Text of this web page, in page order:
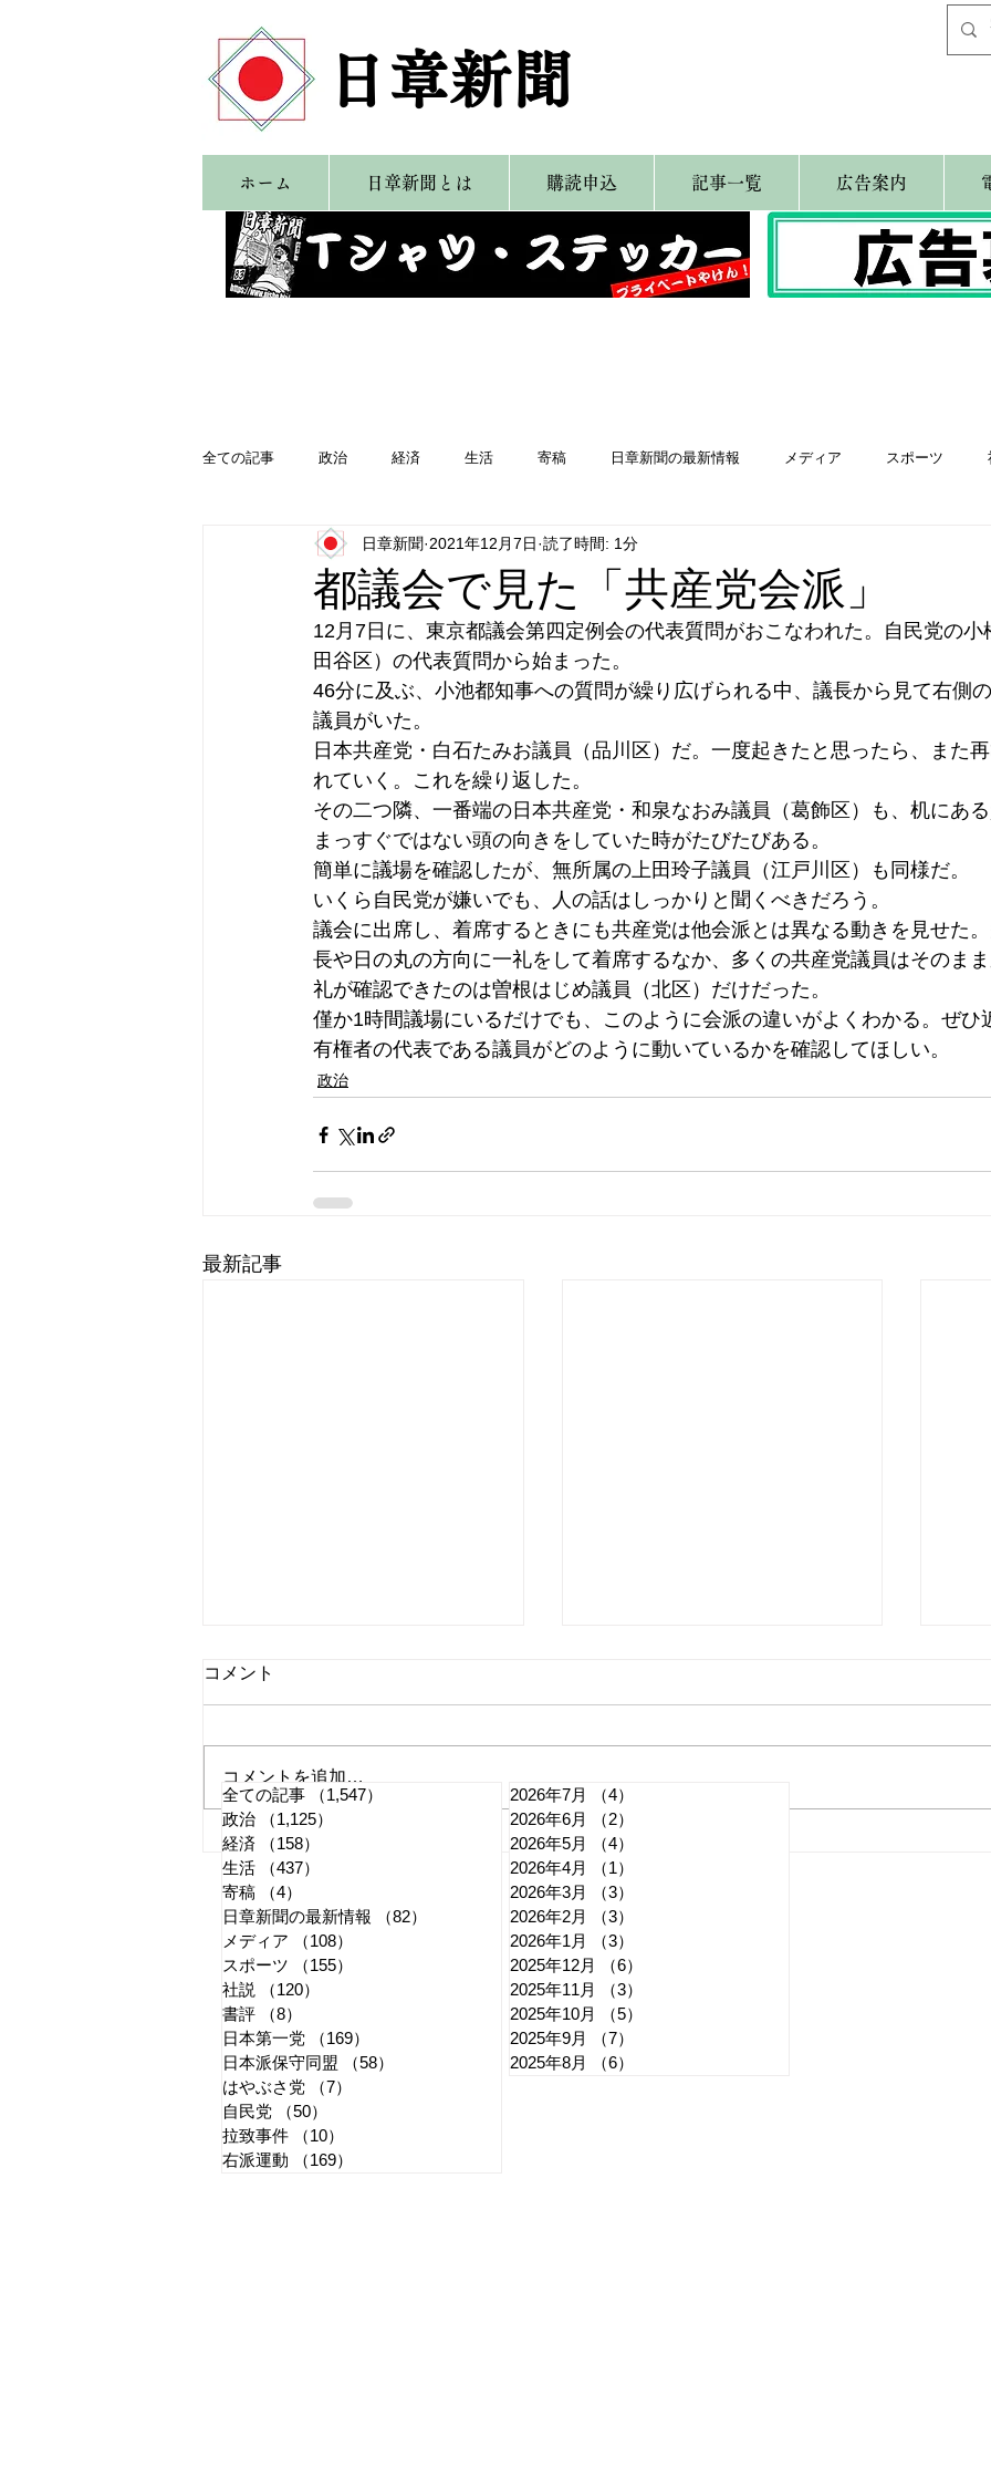
​日章新聞
ホーム 日章新聞とは 購読申込 記事一覧 広告案内
全ての記事 政治 経済 生活 寄稿 日章新聞の最新情報 メディア スポーツ
日本第一党 日本派保守同盟 はやぶさ党 自民党
都議会で見た「共産党会派」
日章新聞 2021年12月7日 読了時間: 1分
12月7日に、東京都議会第四定例会の代表質問がおこなわれた。自民党の小
田谷区）の代表質問から始まった。
46分に及ぶ、小池都知事への質問が繰り広げられる中、議長から見て右側
議員がいた。
日本共産党・白石たみお議員（品川区）だ。一度起きたと思ったら、また
れていく。これを繰り返した。
その二つ隣、一番端の日本共産党・和泉なおみ議員（葛飾区）も、机にあ
まっすぐではない頭の向きをしていた時がたびたびある。
簡単に議場を確認したが、無所属の上田玲子議員（江戸川区）も同様だ。
いくら自民党が嫌いでも、人の話はしっかりと聞くべきだろう。
議会に出席し、着席するときにも共産党は他会派とは異なる動きを見せた
長や日の丸の方向に一礼をして着席するなか、多くの共産党議員はそのま
礼が確認できたのは曽根はじめ議員（北区）だけだった。
僅か1時間議場にいるだけでも、このように会派の違いがよくわかる。ぜひ
有権者の代表である議員がどのように動いているかを確認してほしい。
政治
最新記事
国旗損壊罪はどう運用される
か
れいわ・山本太郎が代表辞
任 日本第一党・桜井誠と似
たような引退劇
コメント
コメントを追加…
全ての記事
（1,547）
政治
（1,125）
経済
（158）
生活
（437）
寄稿
（4）
日章新聞の最新情報
（82）
82件の記事
メディア
（108）
スポーツ
（155）
社説
（120）
書評
（8）
日本第一党
（169）
日本派保守同盟
（58）
はやぶさ党
（7）
自民党
（50）
拉致事件
（10）
右派運動
（169）
2026年7月 （4）
2026年6月
（2）
2026年5月
（4）
2026年4月
（1）
2026年3月
（3）
2026年2月
（3）
2026年1月
（3）
2025年12月
（6）
2025年11月
（3）
2025年10月
（5）
2025年9月
（7）
2025年8月
（6）